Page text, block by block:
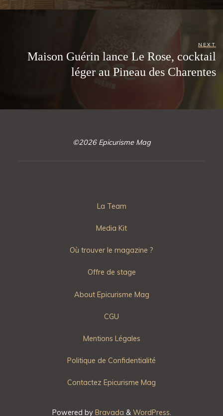
NEXT
Maison Guérin lance Le Rose, cocktail
léger au Pineau des Charentes
©2026 Epicurisme Mag
La Team
Media Kit
Où trouver le magazine ?
Offre de stage
About Epicurisme Mag
CGU
Mentions Légales
Politique de Confidentialité
Contactez Epicurisme Mag
Powered byBravada & WordPress.